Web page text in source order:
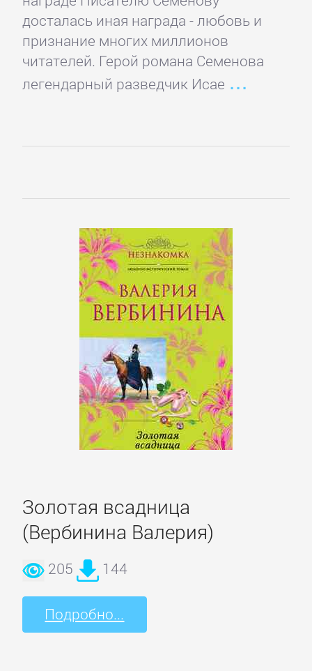
досталась иная награда - любовь и
признание многих миллионов
читателей. Герой романа Семенова
легендарный разведчик Исае
Золотая всадница
(Вербинина Валерия)
205 144
Подробно...
подбор
персонала
бумаги,
БОЕВИКИ
фантастика
Криминальные
Триллеры
ДЕТЕКТИВЫ
Зарубежные
детективы
Иронические
детективы